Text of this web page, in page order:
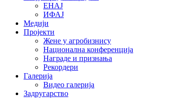
ЕНАЈ
ИФАЈ
Медији
Пројекти
Жене у агробизнису
Национална конференција
Награде и признања
Рекордери
Галерија
Видео галерија
Задругарство